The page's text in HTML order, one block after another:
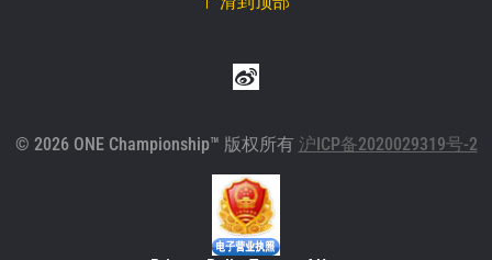
© 2026 ONE Championship™ 版权所有 沪ICP备2020029319号-2